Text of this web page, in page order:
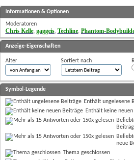
Informationen & Optionen
Moderatoren
Chris Kelle, gaggeis, Techline, Phantom-
Anzeige-Eigenschaften
Alter Sortiert nach
Symbol-Legende
Enthält ungelesene
Enthält keine
neue
Thema geschlossen